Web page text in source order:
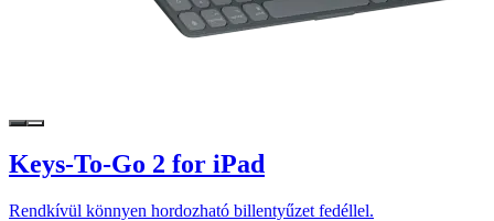
Keys-To-Go 2 for iPad
Rendkívül könnyen hordozható billentyűzet fedéllel.